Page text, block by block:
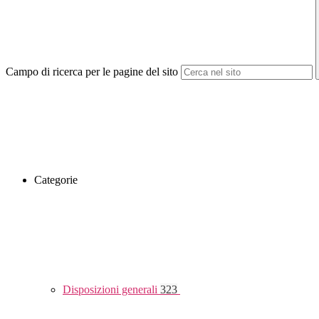
Campo di ricerca per le pagine del sito
Categorie
Disposizioni generali 323